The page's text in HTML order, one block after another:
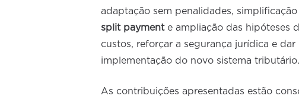
adaptação sem penalidades,
split paymente ampliação das hipóteses
custos, reforçar a segurança jurídica e
implementação do novo sistema tributário.
As contribuições apresentadas estão